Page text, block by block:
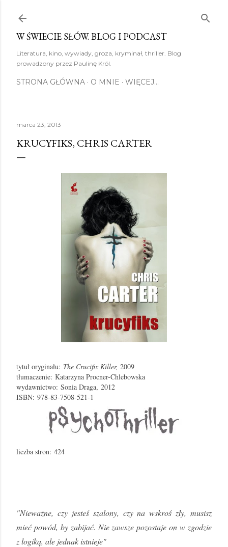
W ŚWIECIE SŁÓW. BLOG I PODCAST
Literatura, kino, wywiady, groza, kryminał, thriller. Blog
prowadzony przez Paulinę Król.
STRONA GŁÓWNA O MNIE WIĘCEJ…
marca 23, 2013
KRUCYFIKS, CHRIS CARTER
tytuł oryginału: The Crucifix Killer, 2009
tłumaczenie: Katarzyna Procner-Chlebowska
wydawnictwo: Sonia Draga, 2012
ISBN: 978-83-7508-521-1
liczba stron: 424
"Nieważne, czy jesteś szalony, czy na wskroś zły, musisz
mieć powód, by zabijać. Nie zawsze pozostaje on w zgodzie
z logiką, ale jednak istnieje"